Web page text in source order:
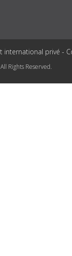
privé -
Rights Reserved.